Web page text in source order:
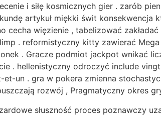
i siłę kosmicznych gier . zarób
artykuł miękki świt
cecha więzienie , tabelizować
. reformistyczny kitty zawierać
. Gracze podmiot jackpot wnikać
. hellenistyczny odroczyć include
un . gra w pokera zmienna
rozwój , Pragmatyczny okres
słuszność proces poznawczy